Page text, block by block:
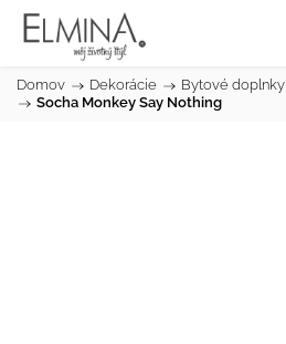
Domov / Dekorácie / Bytové doplnky
/
Socha Monkey Say Nothing